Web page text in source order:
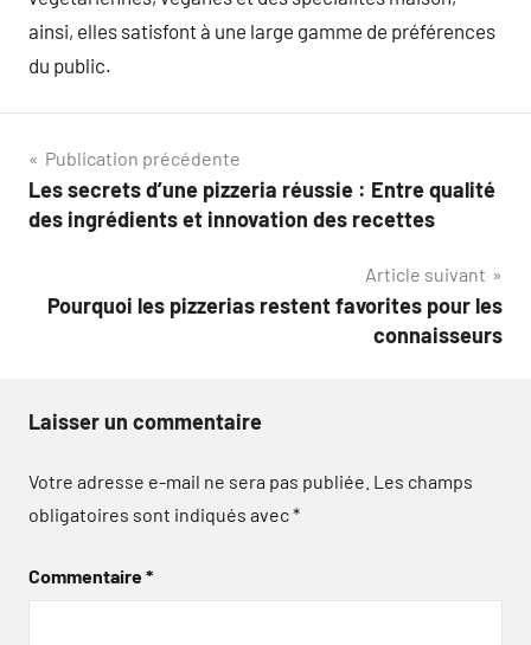
ainsi, elles satisfont à une large gamme de préférences
du public.
Navigation
de
Publication précédente
Les secrets d’une pizzeria réussie : Entre qualité
des ingrédients et innovation des recettes
Article suivant
Pourquoi les pizzerias restent favorites pour les
connaisseurs
Laisser un commentaire
Votre adresse e-mail ne sera pas publiée. Les champs
obligatoires sont indiqués avec*
Commentaire*